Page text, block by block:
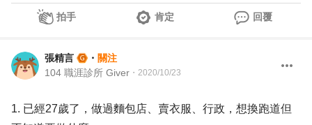
拍手 肯定 回覆
張精言 ・ 關注
104 職涯診所 Giver ・ 2020/10/23
1. 已經27歲了，做過麵包店、賣衣服、行政，想換跑道但